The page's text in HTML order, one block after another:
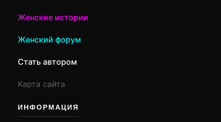
Женские истории
Женский форум
Стать автором
Карта сайта
ИНФОРМАЦИЯ